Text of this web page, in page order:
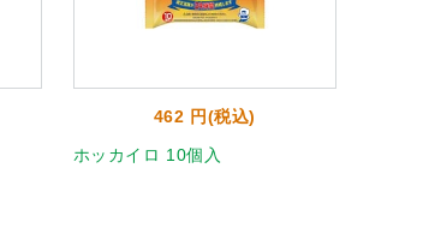
462 円(税込)
ホッカイロ 10個入